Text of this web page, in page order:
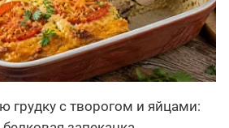
грудку с творогом и яйцами: